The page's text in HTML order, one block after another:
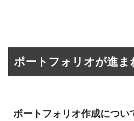
ポートフォリオが進ま
ポートフォリオ作成につい